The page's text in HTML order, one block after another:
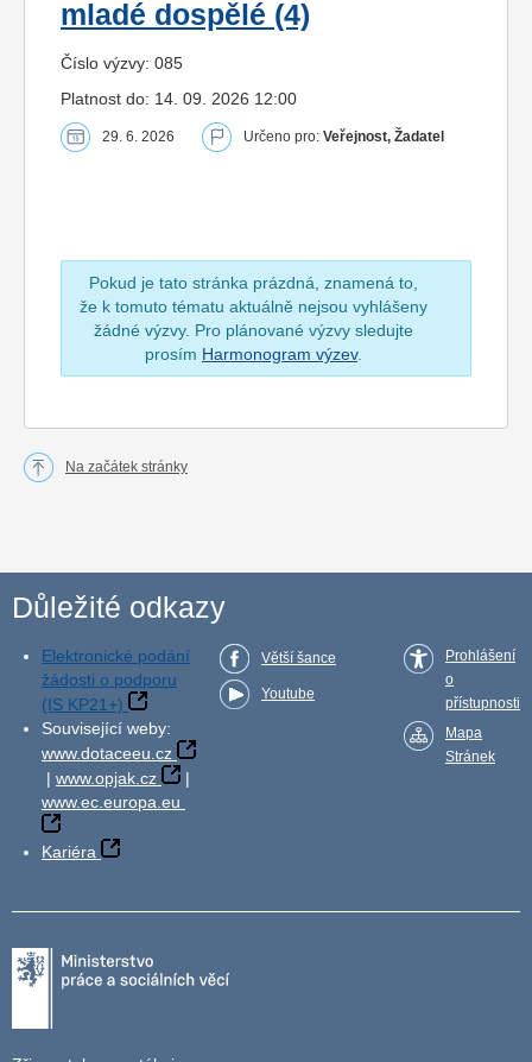
mladé dospělé (4)
Číslo výzvy: 085
Platnost do: 14. 09. 2026 12:00
29. 6. 2026 Určeno pro: Veřejnost, Žadatel
Pokud je tato stránka prázdná, znamená to,
že k tomuto tématu aktuálně nejsou vyhlášeny
žádné výzvy. Pro plánované výzvy sledujte
prosím Harmonogram výzev.
Na začátek stránky
Důležité odkazy
Elektronické podání
žádosti o podporu
(IS KP21+)
Související weby:
www.dotaceeu.cz
| www.opjak.cz
|
www.ec.europa.eu
Kariéra
Větší šance
Youtube
Prohlášení
o
přístupnosti
Mapa
Stránek